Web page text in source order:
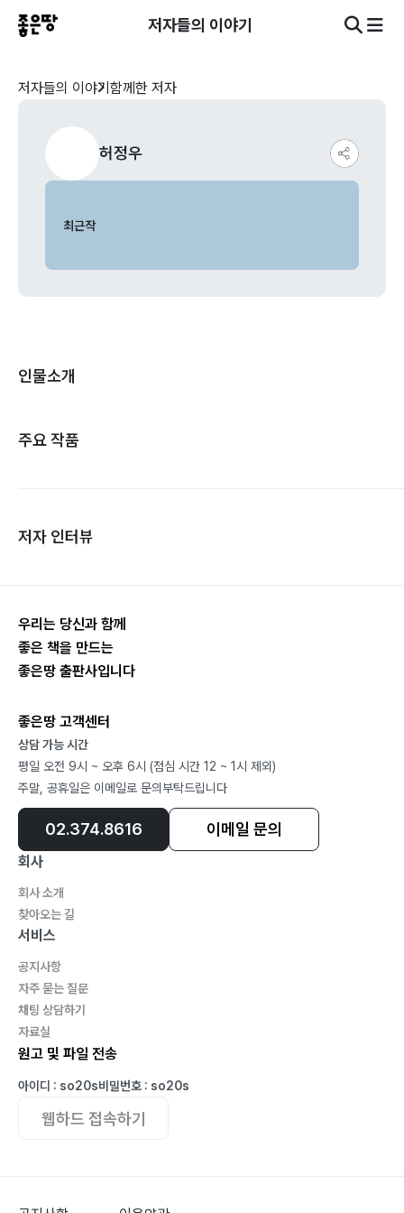
저자들의 이야기
저자들의 이야기 함께한 저자
허정우
최근작
인물소개
주요 작품
저자 인터뷰
우리는 당신과 함께
좋은 책을 만드는
좋은땅 출판사입니다
좋은땅 고객센터
상담 가능 시간
평일 오전 9시 ~ 오후 6시 (점심 시간 12 ~ 1시 제외)
주말, 공휴일은 이메일로 문의부탁드립니다
02.374.8616 이메일 문의
회사
회사 소개
찾아오는 길
서비스
공지사항
자주 묻는 질문
채팅 상담하기
자료실
원고 및 파일 전송
아이디 : so20s비밀번호 : so20s
웹하드 접속하기